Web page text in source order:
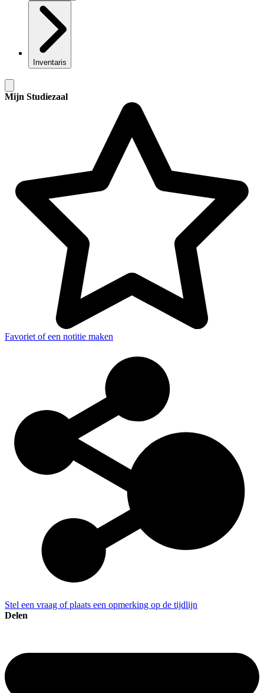
Inventaris
Mijn Studiezaal
Favoriet of een notitie maken
Stel een vraag of plaats een opmerking op de tijdlijn
Delen